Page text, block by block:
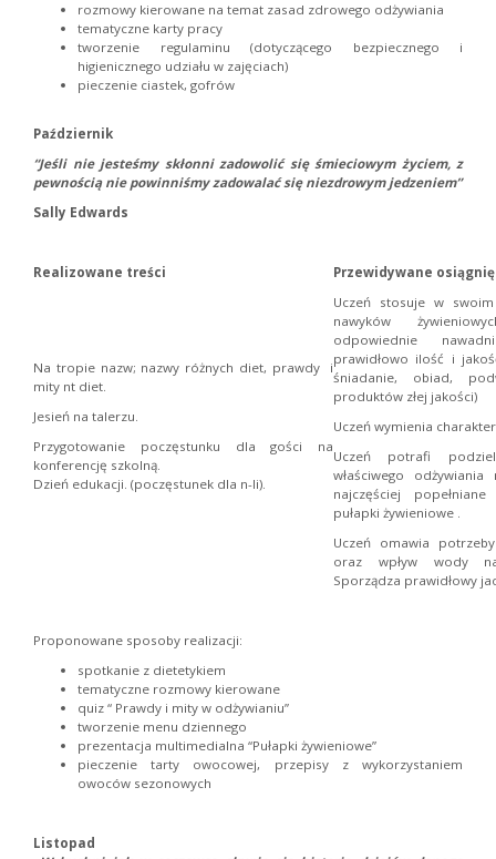
rozmowy kierowane na temat zasad zdrowego odżywiania
tematyczne karty pracy
tworzenie regulaminu (dotyczącego bezpiecznego i
higienicznego udziału w zajęciach)
pieczenie ciastek, gofrów
Październik
“Jeśli nie jesteśmy skłonni zadowolić się śmieciowym życiem, z
pewnością nie powinniśmy zadowalać się niezdrowym jedzeniem”
Sally Edwards
Realizowane treści Przewidywane
Na tropie nazw; nazwy różnych diet, prawdy i
mity nt diet.
Jesień na talerzu.
Przygotowanie poczęstunku dla gości na
konferencję szkolną.
Dzień edukacji. (poczęstunek dla n-li).
Uczeń stosuje w
nawyków
odpowiednie
prawidłowo ilość i
śniadanie, obiad,
produktów złej jakości)
Uczeń wymienia
Uczeń potrafi
właściwego
najczęściej
pułapki żywieniowe .
Uczeń omawia
oraz wpływ wody na
Sporządza prawidłowy
Proponowane sposoby realizacji:
spotkanie z dietetykiem
tematyczne rozmowy kierowane
quiz “ Prawdy i mity w odżywianiu”
tworzenie menu dziennego
prezentacja multimedialna “Pułapki żywieniowe”
pieczenie tarty owocowej, przepisy z wykorzystaniem
owoców sezonowych
Listopad